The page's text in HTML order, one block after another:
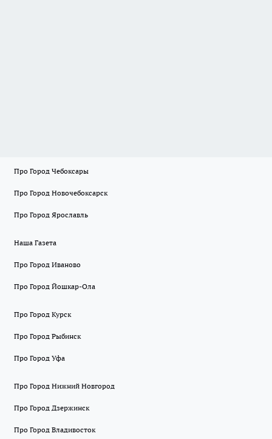
Про Город Чебоксары
Про Город Новочебоксарск
Про Город Ярославль
Наша Газета
Про Город Иваново
Про Город Йошкар-Ола
Про Город Курск
Про Город Рыбинск
Про Город Уфа
Про Город Нижний Новгород
Про Город Дзержинск
Про Город Владивосток